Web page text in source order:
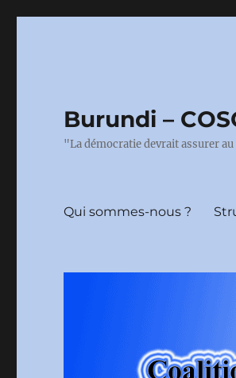
Burundi –
"La démocratie devrait assurer
Qui sommes-nous ?